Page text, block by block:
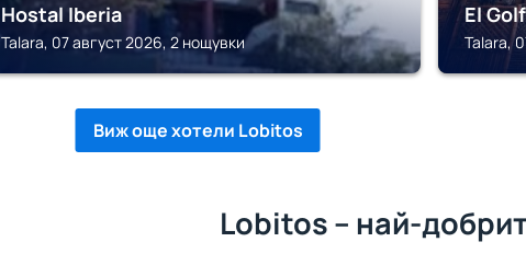
Hostal Iberia
Talara, 07 август 2026, 2 нощувки
El Golf
Talara,
Виж още хотели Lobitos
Lobitos – най-